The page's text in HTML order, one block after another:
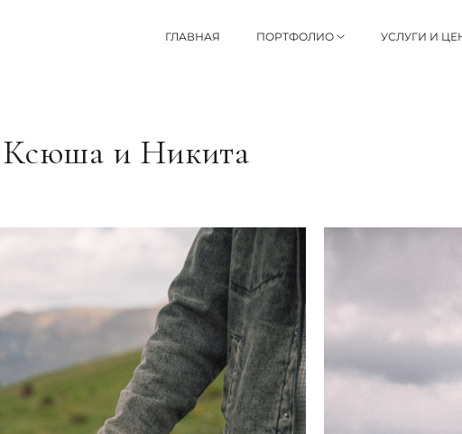
ГЛАВНАЯ ПОРТФОЛИО УСЛУГИ И
Ксюша и Никита